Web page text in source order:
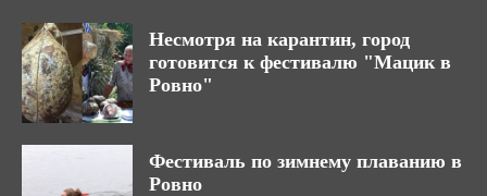
Несмотря на карантин, город
готовится к фестивалю "Мацик в
Ровно"
Фестиваль по зимнему плаванию в
Ровно